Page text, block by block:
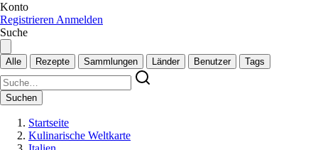
Konto
Registrieren Anmelden
Suche
Alle Rezepte Sammlungen Länder Benutzer Tags
Suchen
Startseite
Kulinarische Weltkarte